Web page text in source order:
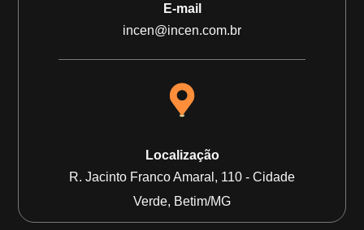
E-mail
incen@incen.com.br
Localização
R. Jacinto Franco Amaral, 110 - Cidade
Verde, Betim/MG